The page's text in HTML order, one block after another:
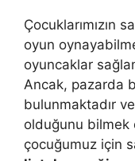
Çocuklarımızın
oyun
oyuncaklar
Ancak, pazarda
bulunmaktadır
olduğunu bilmek
çocuğumuz için